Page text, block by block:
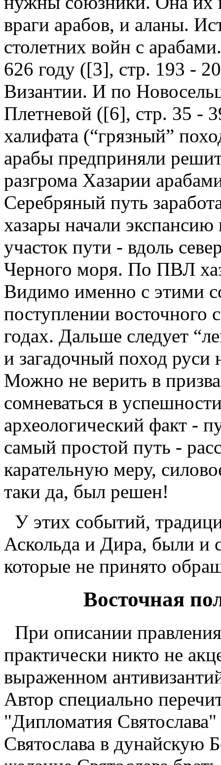
враги арабов, и аланы.
столетних войн с
626 году ([3], стр. 193 -
Византии. И по
Плетневой ([6], стр. 35 -
халифата (“грязный”
арабы предприняли
разгрома Хазарии
Серебряный путь
хазары начали
участок пути - вдоль
Черного моря. По ПВЛ
Видимо именно с этими
поступлении восточного
годах. Дальше следует
и загадочный поход руси
Можно не верить в
сомневаться в
археологический факт -
самый простой путь -
карательную меру,
таки да, был решен!
У этих событий,
Аскольда и Дира, были и
которые не принято
Восточная
При описании
практически никто не
выраженном
Автор специально
"Дипломатия
Святослава в дунайскую